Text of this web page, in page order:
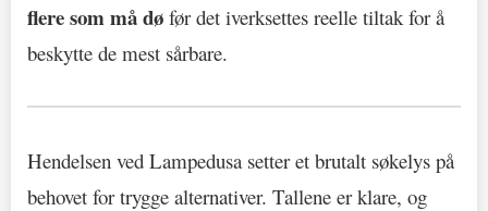
flere som må dø før det iverksettes reelle tiltak for å
beskytte de mest sårbare.
Hendelsen ved Lampedusa setter et brutalt søkelys på
behovet for trygge alternativer. Tallene er klare, og